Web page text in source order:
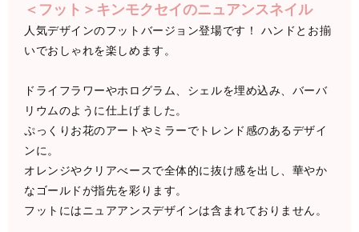
＜フット＞キンモクセイのニュアンスネイル
人気デザインのフットバージョン登場です！ ハンドとお揃
いでおしゃれを楽しめます。
ドライフラワーやホログラム、シェルを埋め込み、バーバ
リウムのように仕上げました。
ぷっくりお花のアートやミラーでトレンド感のあるデザイ
ンに。
オレンジやクリアべースで全体的に抜け感を出し、華やか
なゴールドが指先を彩ります。
フットにはニュアアンスデザインは含まれておりません。